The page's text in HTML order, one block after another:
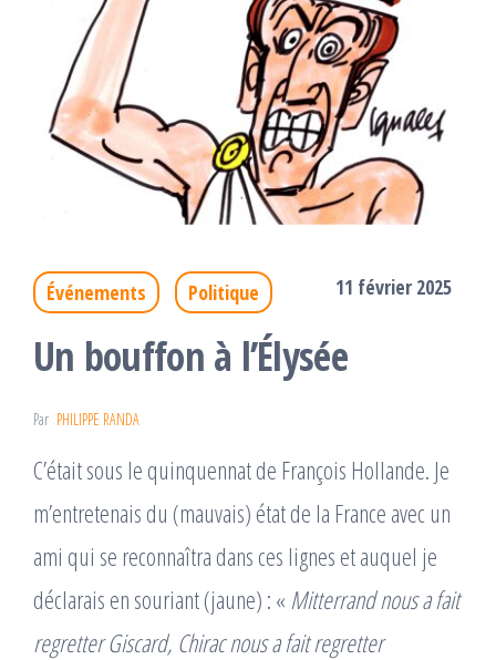
Événements Politique 11 février 2025
Un bouffon à l’Élysée
Par PHILIPPE RANDA
C’était sous le quinquennat de François Hollande. Je
m’entretenais du (mauvais) état de la France avec un
ami qui se reconnaîtra dans ces lignes et auquel je
déclarais en souriant (jaune) : « Mitterrand nous a fait
regretter Giscard, Chirac nous a fait regretter